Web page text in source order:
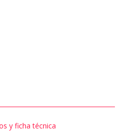
y ficha técnica